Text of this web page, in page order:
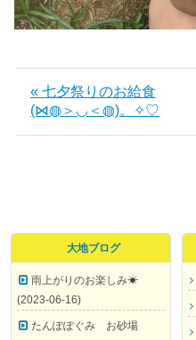
« 七夕祭りのお給食
(⋈◍＞◡＜◍)。✧♡
大地ブログ
雨上がりのお楽しみ☀
(2023-06-16)
たんぽぽぐみ お砂場